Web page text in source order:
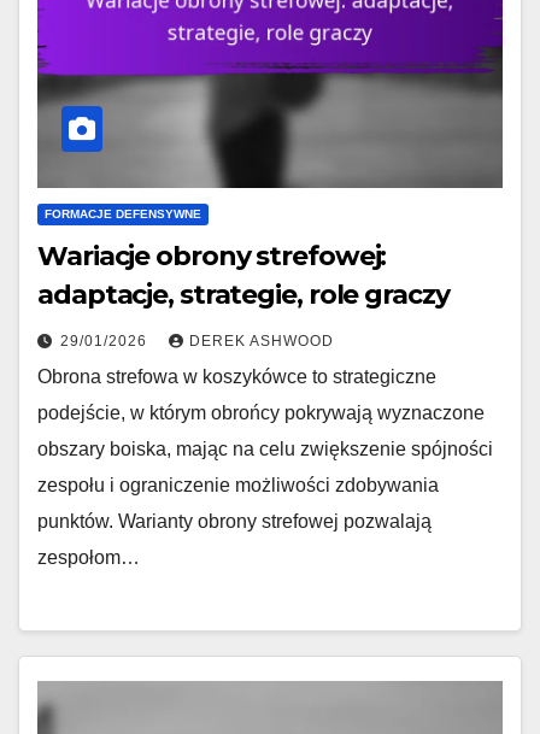
FORMACJE DEFENSYWNE
Wariacje obrony strefowej:
adaptacje, strategie, role graczy
29/01/2026 DEREK ASHWOOD
Obrona strefowa w koszykówce to strategiczne
podejście, w którym obrońcy pokrywają wyznaczone
obszary boiska, mając na celu zwiększenie spójności
zespołu i ograniczenie możliwości zdobywania
punktów. Warianty obrony strefowej pozwalają
zespołom…